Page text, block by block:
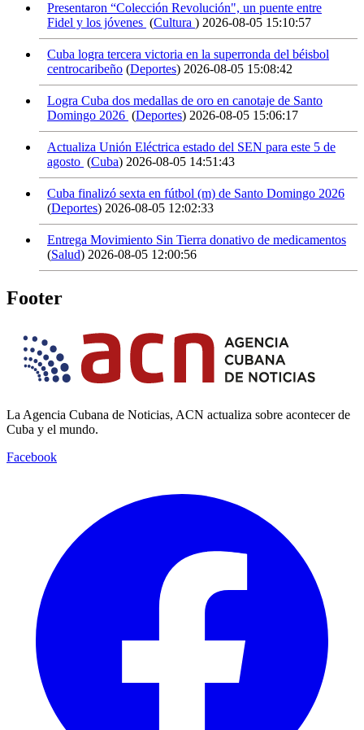
Presentaron “Colección Revolución", un puente entre
Fidel y los jóvenes (Cultura ) 2026-08-05 15:10:57
Cuba logra tercera victoria en la superronda del béisbol
centrocaribeño (Deportes) 2026-08-05 15:08:42
Logra Cuba dos medallas de oro en canotaje de Santo
Domingo 2026 (Deportes) 2026-08-05 15:06:17
Actualiza Unión Eléctrica estado del SEN para este 5 de
agosto (Cuba) 2026-08-05 14:51:43
Cuba finalizó sexta en fútbol (m) de Santo Domingo 2026
(Deportes) 2026-08-05 12:02:33
Entrega Movimiento Sin Tierra donativo de medicamentos
(Salud) 2026-08-05 12:00:56
Footer
La Agencia Cubana de Noticias, ACN actualiza sobre acontecer de
Cuba y el mundo.
Facebook